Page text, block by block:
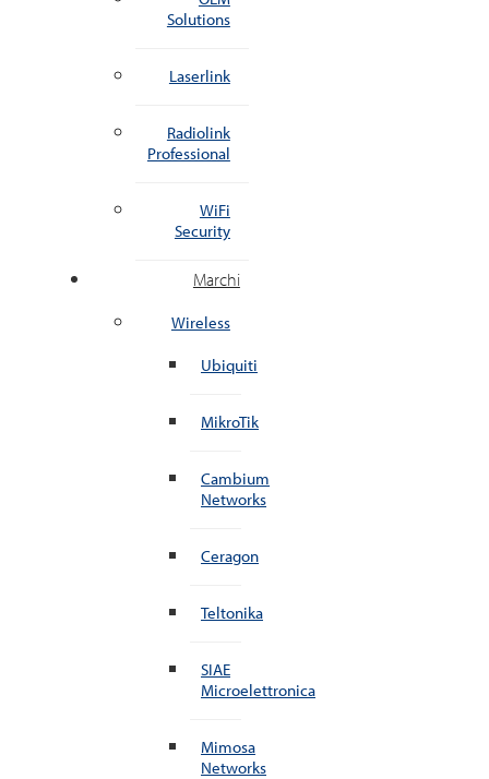
Solutions
Laserlink
Radiolink
Professional
WiFi
Security
Marchi
Wireless
Ubiquiti
MikroTik
Cambium
Networks
Ceragon
Teltonika
SIAE
Microelettronica
Mimosa
Networks